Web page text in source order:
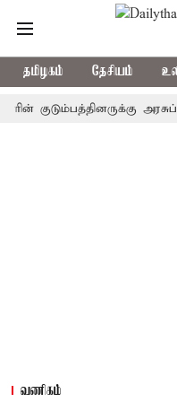
தமிழகம் தேசியம்
வணிகம்